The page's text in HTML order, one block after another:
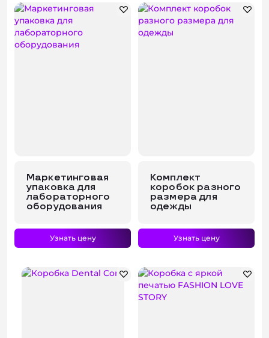
Маркетинговая
упаковка для
лабораторного
оборудования
Узнать цену
Комплект
коробок разного
размера для
одежды
Узнать цену